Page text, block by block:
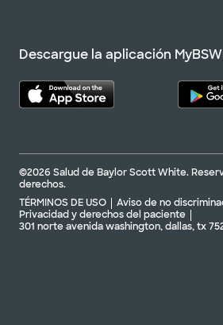
Descargue la aplicación
©2026 Salud de Baylor Scott White.
derechos.
TÉRMINOS DE USO
Aviso de no
Privacidad y derechos del paciente
301 norte avenida washington, dallas, tx